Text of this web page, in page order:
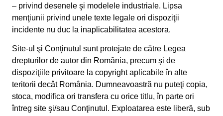
– privind desenele şi modelele industriale. Lipsa
menţiunii privind unele texte legale ori dispoziţii
incidente nu duc la inaplicabilitatea acestora.
Site-ul şi Conţinutul sunt protejate de către Legea
drepturilor de autor din România, precum şi de
dispoziţiile privitoare la copyright aplicabile în alte
teritorii decât România. Dumneavoastră nu puteţi copia,
stoca, modifica ori transfera cu orice titlu, în parte ori
întreg site şi/sau Conţinutul. Exploatarea este liberă, sub